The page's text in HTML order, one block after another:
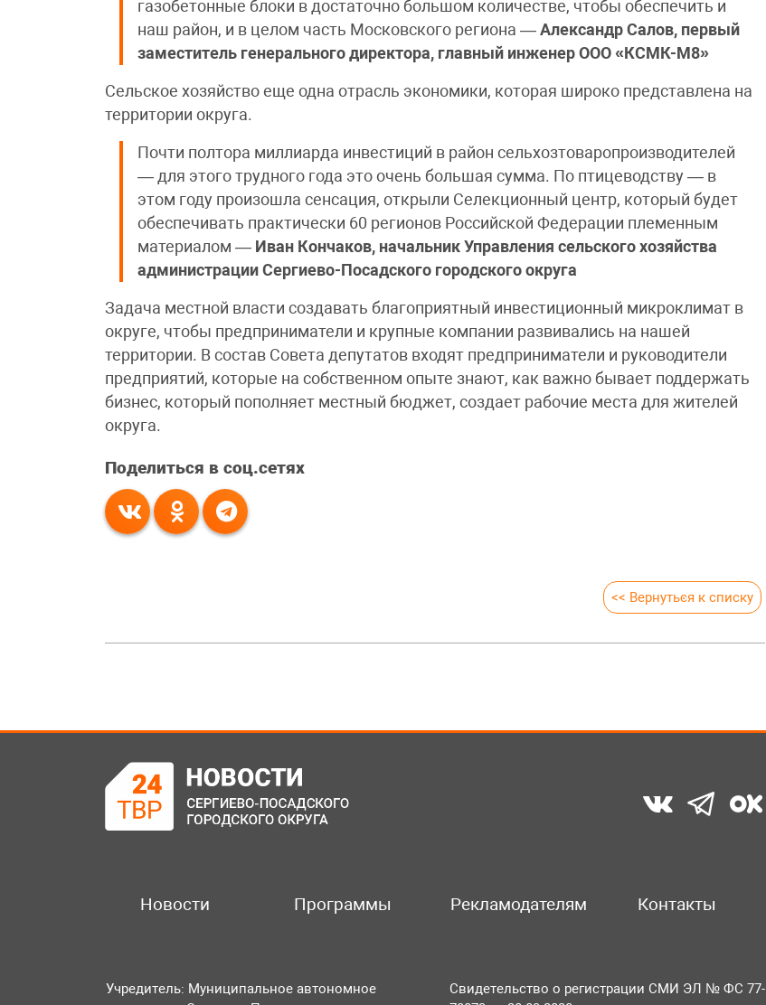
газобетонные блоки в достаточно большом количестве, чтобы обеспечить и
наш район, и в целом часть Московского региона —Александр Салов, первый
заместитель генерального директора, главный инженер ООО «КСМК-М8»
Сельское хозяйство еще одна отрасль экономики, которая широко представлена на
территории округа.
Почти полтора миллиарда инвестиций в район сельхозтоваропроизводителей
— для этого трудного года это очень большая сумма. По птицеводству — в
этом году произошла сенсация, открыли Селекционный центр, который будет
обеспечивать практически 60 регионов Российской Федерации племенным
материалом — Иван Кончаков, начальник Управления сельского хозяйства
администрации Сергиево-Посадского городского округа
Задача местной власти создавать благоприятный инвестиционный микроклимат в
округе, чтобы предприниматели и крупные компании развивались на нашей
территории. В состав Совета депутатов входят предприниматели и руководители
предприятий, которые на собственном опыте знают, как важно бывает поддержать
бизнес, который пополняет местный бюджет, создает рабочие места для жителей
округа.
Поделиться в соц.сетях
<< Вернуться к списку
Новости Программы Рекламодателям Контакты
Учредитель: Муниципальное автономное
Свидетельство о регистрации СМИ ЭЛ № ФС 77-